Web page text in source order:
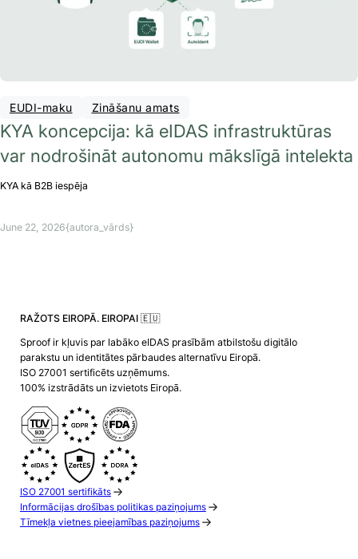
EUDI-maku Zināšanu amats
KYA koncepcija: kā eIDAS infrastruktūras
var nodrošināt autonomu mākslīgā intelekta
KYA kā B2B iespēja
June 22, 2026{autora_vārds}
RAŽOTS EIROPĀ. EIROPAI 🇪🇺
Sproof ir kļuvis par labāko eIDAS prasībām atbilstošu digitālo
parakstu un identitātes pārbaudes alternatīvu Eiropā.
ISO 27001 sertificēts uzņēmums.
100% izstrādāts un izvietots Eiropā.
ISO 27001 sertifikāts
Informācijas drošības politikas paziņojums
Tīmekļa vietnes pieejamības paziņojums